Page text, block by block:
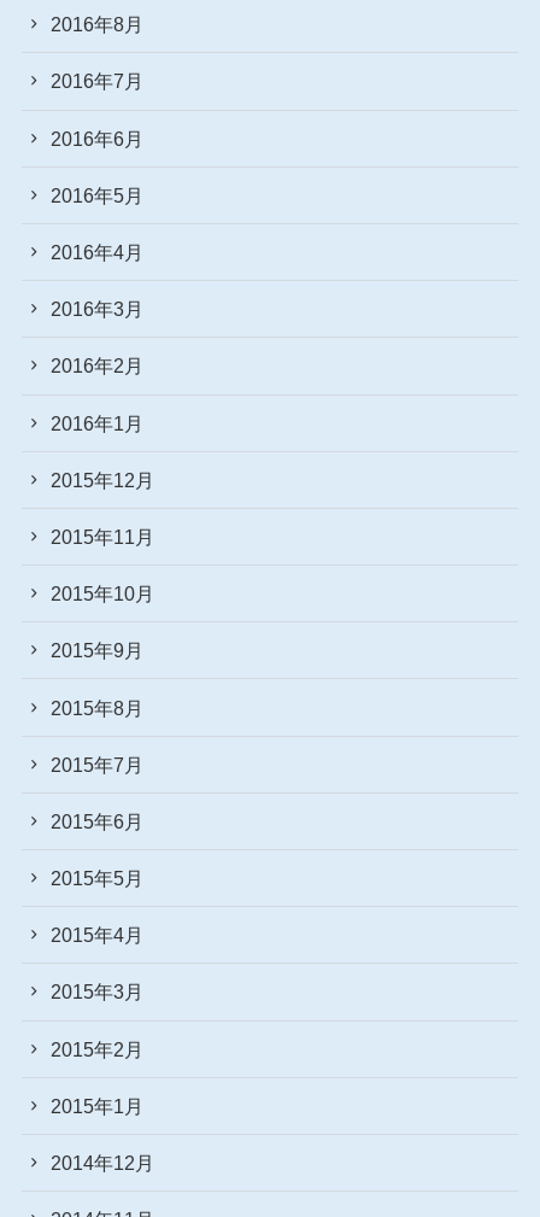
2016年8月
2016年7月
2016年6月
2016年5月
2016年4月
2016年3月
2016年2月
2016年1月
2015年12月
2015年11月
2015年10月
2015年9月
2015年8月
2015年7月
2015年6月
2015年5月
2015年4月
2015年3月
2015年2月
2015年1月
2014年12月